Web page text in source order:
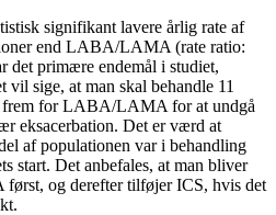
signifikant lavere årlig rate af
end LABA/LAMA (rate ratio:
det primære endemål i studiet,
sige, at man skal behandle 11
frem for LABA/LAMA for at undgå
eksacerbation. Det er værd at
af populationen var i behandling
Det anbefales, at man bliver
og derefter tilføjer ICS, hvis det